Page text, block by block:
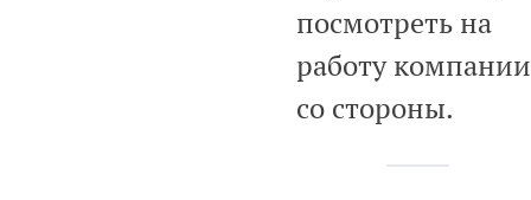
посмотреть на
работу компании
со стороны.